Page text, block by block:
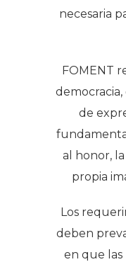
necesaria
FOMENT
de
al honor,
propia
Los
deben
en que las